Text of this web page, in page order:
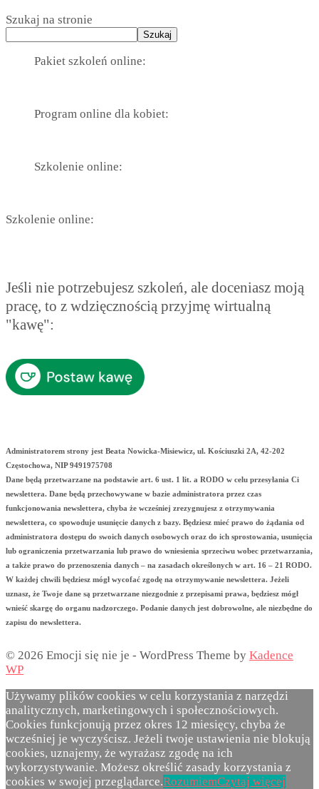
Szukaj na stronie
Szukaj
Pakiet szkoleń online:
Program online dla kobiet:
Szkolenie online:
Szkolenie online:
Jeśli nie potrzebujesz szkoleń, ale doceniasz moją
pracę, to z wdzięcznością przyjmę wirtualną
"kawę":
Administratorem strony jest Beata Nowicka-Misiewicz, ul. Kościuszki 2A, 42-202
Częstochowa, NIP 9491975708
Dane będą przetwarzane na podstawie art. 6 ust. 1 lit. a RODO w celu przesyłania Ci
newslettera. Dane będą przechowywane w bazie administratora przez czas
funkcjonowania newslettera, chyba że wcześniej zrezygnujesz z otrzymywania
newslettera, co spowoduje usunięcie danych z bazy. Będziesz mieć prawo do żądania od
administratora dostępu do swoich danych osobowych oraz do ich sprostowania, usunięcia
lub ograniczenia przetwarzania lub prawo do wniesienia sprzeciwu wobec przetwarzania,
a także prawo do przenoszenia danych – na zasadach określonych w art. 16 – 21 RODO.
W każdej chwili będziesz mógł wycofać zgodę na otrzymywanie newslettera. Jeżeli
uznasz, że Twoje dane są przetwarzane niezgodnie z przepisami prawa, będziesz mógł
wnieść skargę do organu nadzorczego. Podanie danych jest dobrowolne, ale niezbędne do
zapisu do newslettera.
© 2026 Emocji się nie je - WordPress Theme by Kadence
WP
Używamy plików cookies w celu korzystania z narzędzi
analitycznych, marketingowych i społecznościowych.
Cookies funkcjonują przez okres 12 miesięcy, chyba że
wcześniej je wyczyścisz. Jeżeli twoje ustawienia nie blokują
cookies, uznajemy, że wyrażasz zgodę na ich
wykorzystywanie. Możesz określić zasady korzystania z
cookies w swojej przeglądarce.RozumiemCzytaj więcej